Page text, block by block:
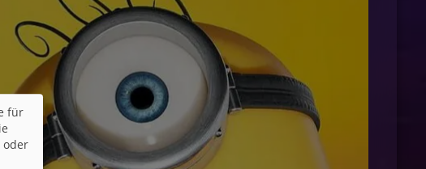
für
oder